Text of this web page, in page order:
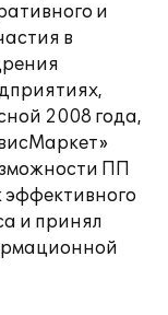
и
в
2008 года,
ПП
эффективного
и принял